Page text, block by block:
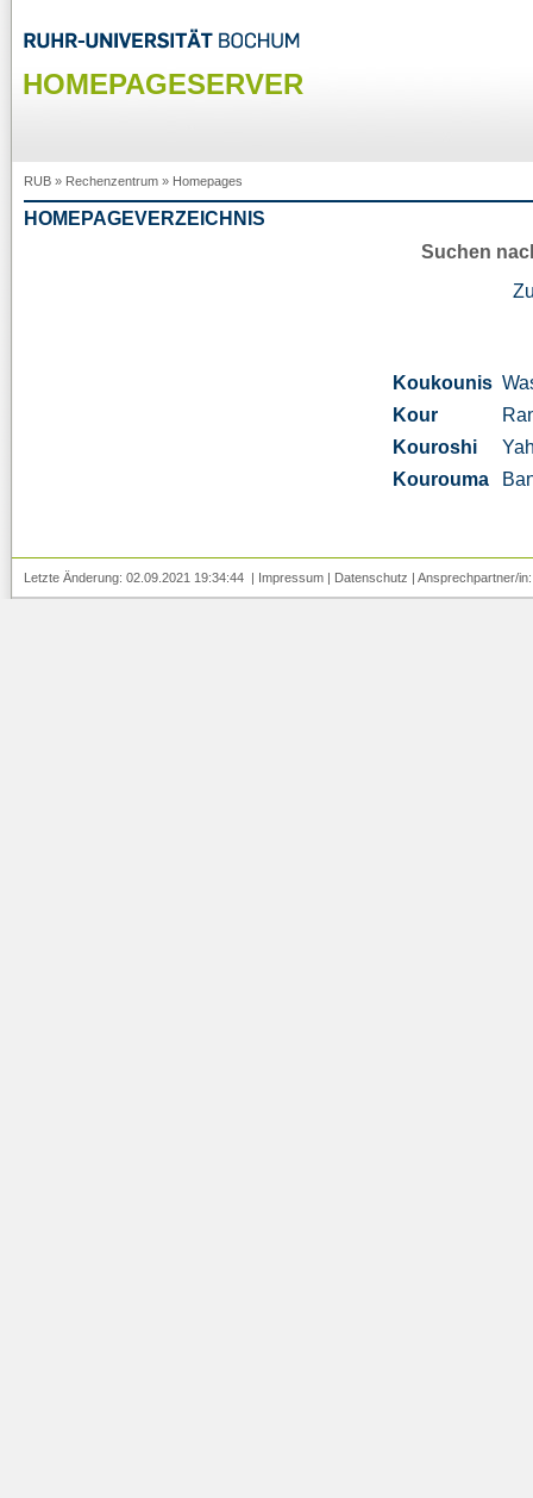
HOMEPAGESERVER
RUB » Rechenzentrum » Homepages
HOMEPAGEVERZEICHNIS
Suchen
Koukounis
Kour
Kouroshi
Kourouma
Letzte Änderung: 02.09.2021 19:34:44 | Impressum | Datenschutz | Ansprechpartner/